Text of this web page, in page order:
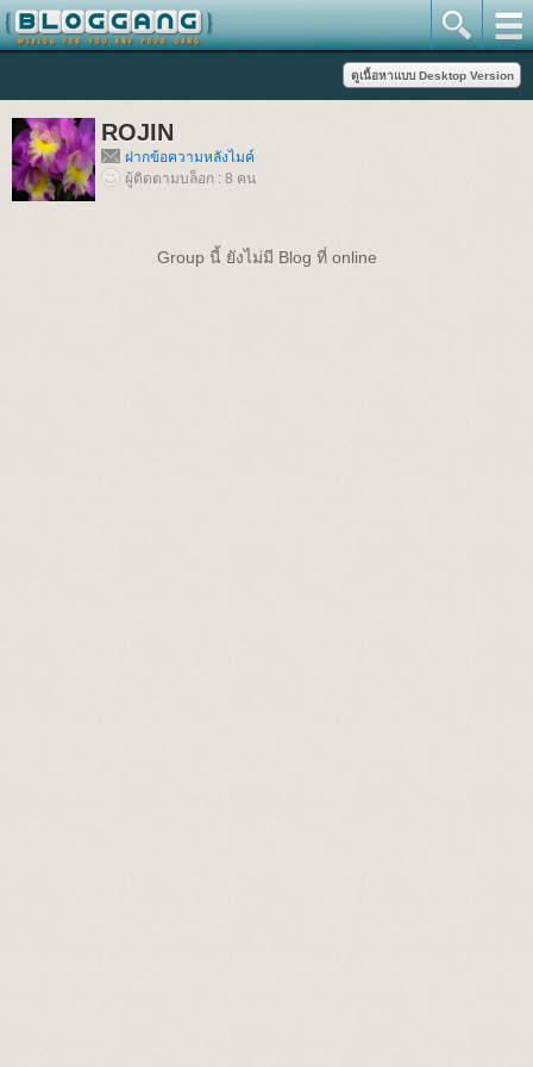
ROJIN
ฝากข้อความหลังไมค์
ผู้ติดตามบล็อก : 8 คน
Group นี้ ยังไม่มี Blog ที่ online